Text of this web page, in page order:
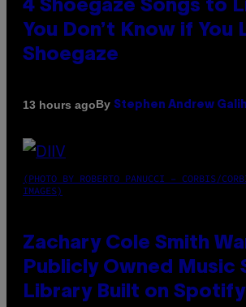
4 Shoegaze Songs to
You Don’t Know if You
Shoegaze
13 hours agoBy Stephen Andrew
(PHOTO BY ROBERTO PANUCCI – CORBIS/
IMAGES)
Zachary Cole Smith
Publicly Owned Music
Library Built on